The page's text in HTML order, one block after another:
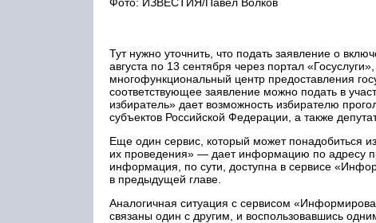
Тут нужно уточнить, что подать заявление о
августа по 13 сентября через портал
многофункциональный центр предоставления
соответствующее заявление можно подать в
избиратель» дает возможность избирателю
субъектов Российской Федерации, а также
Еще один сервис, который может
их проведения» — дает информацию по адресу
информация, по сути, доступна в сервисе
в предыдущей главе.
Аналогичная ситуация с сервисом
связаны один с другим, и воспользовавшись